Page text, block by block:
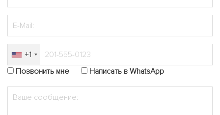
+1
Позвонить мне
Написать в WhatsApp